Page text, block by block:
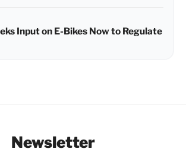
Input on E-Bikes Now to Regulate
Newsletter